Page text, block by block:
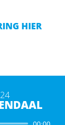
HIER